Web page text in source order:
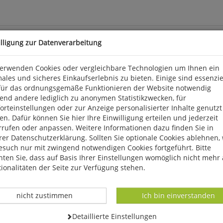
Doch welche Erklärungen und Gründe gibt es für dieses
Bogen. Ob Lachen unmoralisch oder gerade sehr
nicht durch angestrengte Fachterminologie das Lachen
D 51063 Köln, info@avus-bm.de
zur Datenverarbeitung
Cookies oder vergleichbare Technologien um Ihnen ein
und sicheres Einkaufserlebnis zu bieten. Einige sind
das ordnungsgemäße Funktionieren der Website notwendig
andere lediglich zu anonymen Statistikzwecken, für
oder zur Anzeige personalisierter Inhalte genutzt
Dafür können Sie hier Ihre Einwilligung erteilen und jederzeit
oder anpassen. Weitere Informationen dazu finden Sie in
Datenschutzerklärung. Sollten Sie optionale Cookies ablehnen,
nur mit zwingend notwendigen Cookies fortgeführt. Bitte
Sie, dass auf Basis Ihrer Einstellungen womöglich nicht mehr
der Seite zur Verfügung stehen.
Datenverarbeitung -
Ich bin einverstanden
Datenverarbeitung -
nicht zustimmen
Datenverarbeitung -
Detaillierte Einstellungen